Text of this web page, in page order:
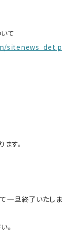
て
sitenews_det.p
す。
一旦終了いたしま
。